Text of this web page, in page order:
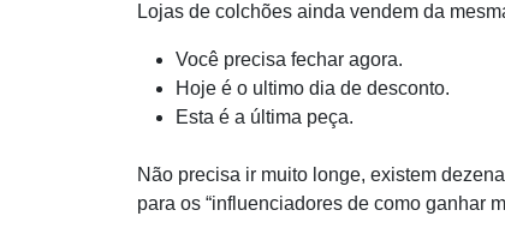
Lojas de colchões ainda vendem da
Você precisa fechar agora.
Hoje é o ultimo dia de desconto.
Esta é a última peça.
Não precisa ir muito longe, existem
para os “influenciadores de como ganhar